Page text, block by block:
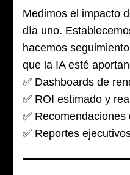
Medimos el impacto
día uno.
hacemos
que la IA esté
✅ Dashboards de
✅ ROI estimado y real
✅
✅ Reportes